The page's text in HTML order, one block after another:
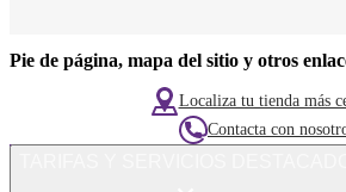
Pie de página, mapa del sitio y otros
Localiza tu tienda más
Contacta con